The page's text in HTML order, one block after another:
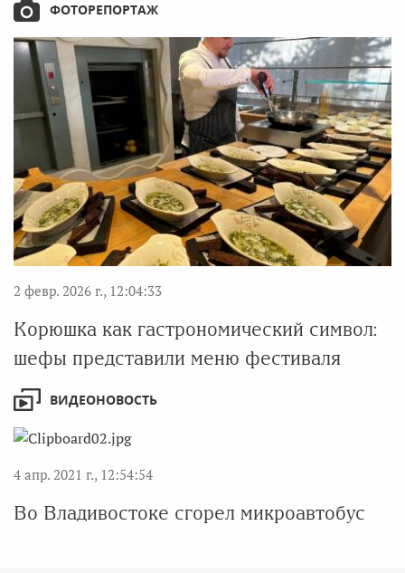
ФОТОРЕПОРТАЖ
2 февр. 2026 г., 12:04:33
Корюшка как гастрономический символ:
шефы представили меню фестиваля
ВИДЕОНОВОСТЬ
4 апр. 2021 г., 12:54:54
Во Владивостоке сгорел микроавтобус